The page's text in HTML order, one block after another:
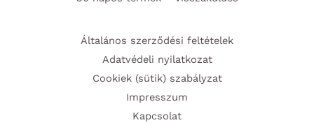
Általános szerződési feltételek
Adatvédeli nyilatkozat
Cookiek (sütik) szabályzat
Impresszum
Kapcsolat